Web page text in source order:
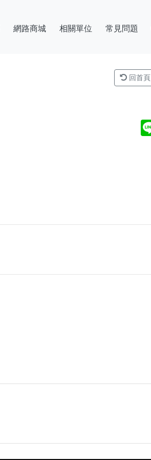
網路商城 相關單位 常見問題
回首頁